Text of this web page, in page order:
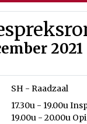
2021
SH - Raadzaal
17.30u - 19.00u
19.00u - 20.00u